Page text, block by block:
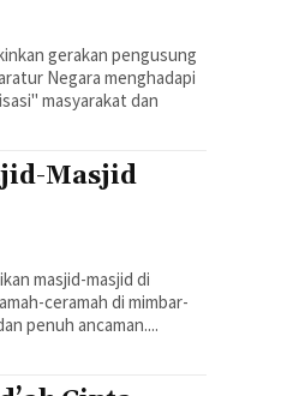
gerakan pengusung
Negara menghadapi
masyarakat dan
Masjid
masjid-masjid di
ceramah di mimbar-
penuh ancaman....